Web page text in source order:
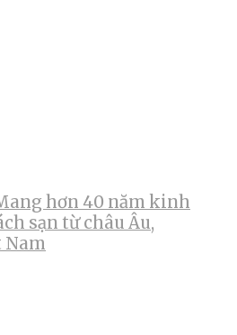
hơn 40 năm kinh
sạn từ châu Âu,
Nam